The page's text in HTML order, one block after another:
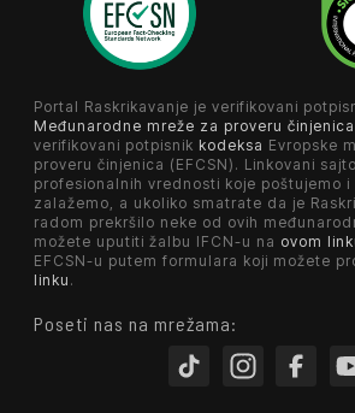
Portal Raskrikavanje je verifikovani
Međunarodne mreže za proveru
verifikovani potpisnik kodeksa Evropske
proveru činjenica (EFCSN). Linkovani
profesionalnih vrednosti koje poštujemo i
zalažemo, a ukoliko smatrate da je
radom prekršilo neke od ovih
možete uputiti žalbu IFCN-u na ovom
EFCSN-u putem formulara koji možete
linku .
Poseti nas na mrežama: